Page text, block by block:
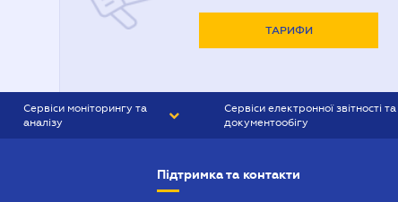
ТАРИФИ
Сервіси моніторингу та
аналізу
Сервіси електронної звітності та
документообігу
Підтримка та контакти